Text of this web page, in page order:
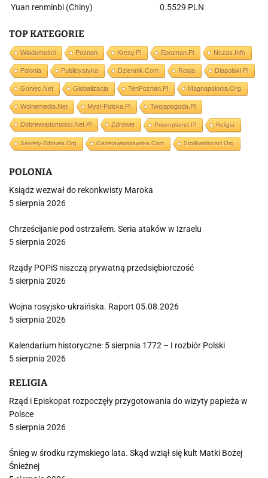
Yuan renminbi (Chiny)
0.5529 PLN
TOP KATEGORIE
Wiadomości Poznań Kresy.pl Epoznan.pl Nczas.info
Polonia Publicystyka Dziennik.com Rosja Dlapolski.pl
Goniec.net Globalizacja TenPoznan.pl Magnapolonia.org
Wolnemedia.net Mysl-Polska.pl Twojapogoda.pl
Dobrewiadomosci.net.pl Zdrowie Prisonplanet.pl Religia
Sekrety-Zdrowia.org Gazetawarszawska.com Stolikwolnosci.org
POLONIA
Ksiądz wezwał do rekonkwisty Maroka
5 sierpnia 2026
Chrześcijanie pod ostrzałem. Seria ataków w Izraelu
5 sierpnia 2026
Rządy POPiS niszczą prywatną przedsiębiorczość
5 sierpnia 2026
Wojna rosyjsko-ukraińska. Raport 05.08.2026
5 sierpnia 2026
Kalendarium historyczne: 5 sierpnia 1772 – I rozbiór Polski
5 sierpnia 2026
RELIGIA
Rząd i Episkopat rozpoczęły przygotowania do wizyty papieża w
Polsce
5 sierpnia 2026
Śnieg w środku rzymskiego lata. Skąd wziął się kult Matki Bożej
Śnieżnej